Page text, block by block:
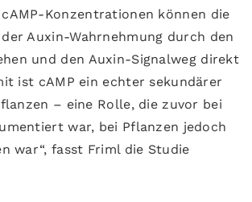
cAMP-Konzentrationen können die
Auxin-Wahrnehmung durch den
und den Auxin-Signalweg direkt
ist cAMP ein echter sekundärer
– eine Rolle, die zuvor bei
war, bei Pflanzen jedoch
war“, fasst Friml die Studie